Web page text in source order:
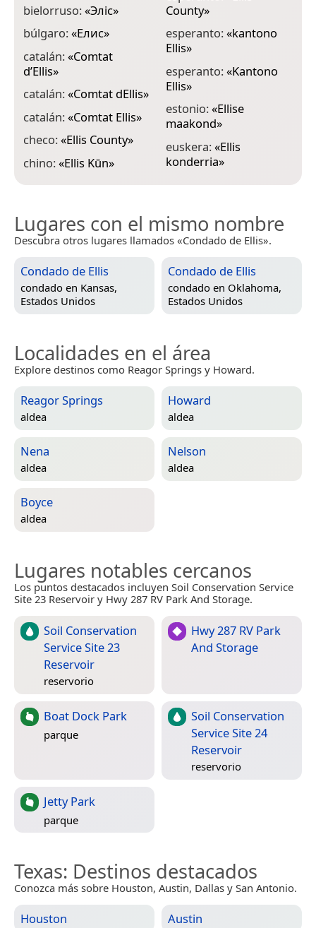
bielorruso:«Эліс»
búlgaro:«Елис»
catalán:«Comtat
d’Ellis»
catalán:«Comtat dEllis»
catalán:«Comtat Ellis»
checo:«Ellis County»
chino:«Ellis Kūn»
County»
esperanto:«kantono
Ellis»
esperanto:«Kantono
Ellis»
estonio:«Ellise
maakond»
euskera:«Ellis
konderria»
Lugares con el mismo nombre
Descubra otros lugares llamados «Condado de Ellis».
Condado de Ellis
condado en Kansas,
Estados Unidos
Condado de Ellis
condado en Oklahoma,
Estados Unidos
Localidades en el área
Explore destinos como Reagor Springs y Howard.
Reagor Springs
aldea
Howard
aldea
Nena
aldea
Nelson
aldea
Boyce
aldea
Lugares notables cercanos
Los puntos destacados incluyen Soil Conservation Service
Site 23 Reservoir y Hwy 287 RV Park And Storage.
Soil Conservation
Service Site 23
Reservoir
reservorio
Hwy 287 RV Park
And Storage
Boat Dock Park
parque
Soil Conservation
Service Site 24
Reservoir
reservorio
Jetty Park
parque
Texas: Destinos destacados
Conozca más sobre Houston, Austin, Dallas y San Antonio.
Houston Austin